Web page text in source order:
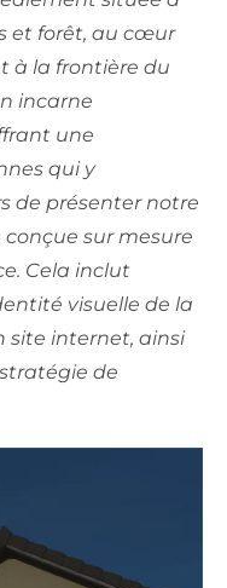
et forêt, au cœur
à la frontière du
incarne
une
qui y
de présenter notre
sur mesure
Cela inclut
visuelle de la
site internet, ainsi
de